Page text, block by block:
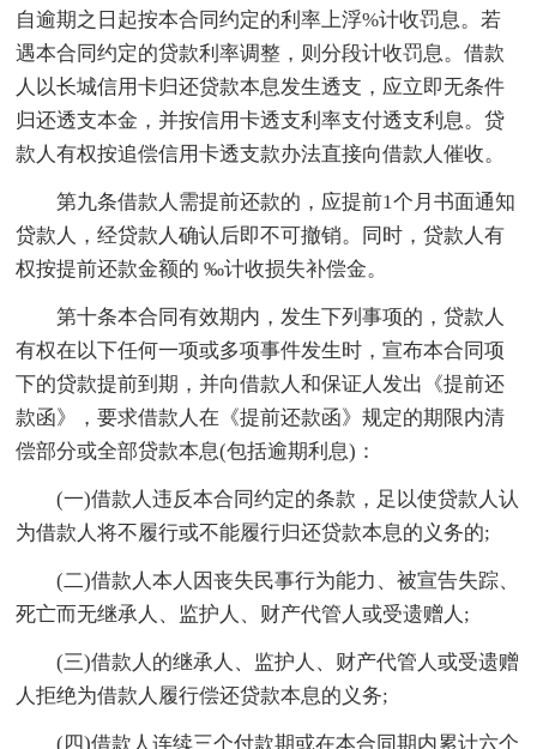
自逾期之日起按本合同约定的利率上浮%计收罚息。若
遇本合同约定的贷款利率调整，则分段计收罚息。借款
人以长城信用卡归还贷款本息发生透支，应立即无条件
归还透支本金，并按信用卡透支利率支付透支利息。贷
款人有权按追偿信用卡透支款办法直接向借款人催收。
第九条借款人需提前还款的，应提前1个月书面通知
贷款人，经贷款人确认后即不可撤销。同时，贷款人有
权按提前还款金额的 ‰计收损失补偿金。
第十条本合同有效期内，发生下列事项的，贷款人
有权在以下任何一项或多项事件发生时，宣布本合同项
下的贷款提前到期，并向借款人和保证人发出《提前还
款函》，要求借款人在《提前还款函》规定的期限内清
偿部分或全部贷款本息(包括逾期利息)：
(一)借款人违反本合同约定的条款，足以使贷款人认
为借款人将不履行或不能履行归还贷款本息的义务的;
(二)借款人本人因丧失民事行为能力、被宣告失踪、
死亡而无继承人、监护人、财产代管人或受遗赠人;
(三)借款人的继承人、监护人、财产代管人或受遗赠
人拒绝为借款人履行偿还贷款本息的义务;
(四)借款人连续三个付款期或在本合同期内累计六个